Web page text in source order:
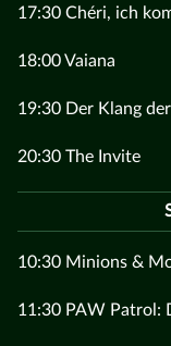
17:30 Chéri, ich
18:00 Vaiana
19:30 Der Klang
20:30 The Invite
10:30 Minions &
11:30 PAW Patrol: